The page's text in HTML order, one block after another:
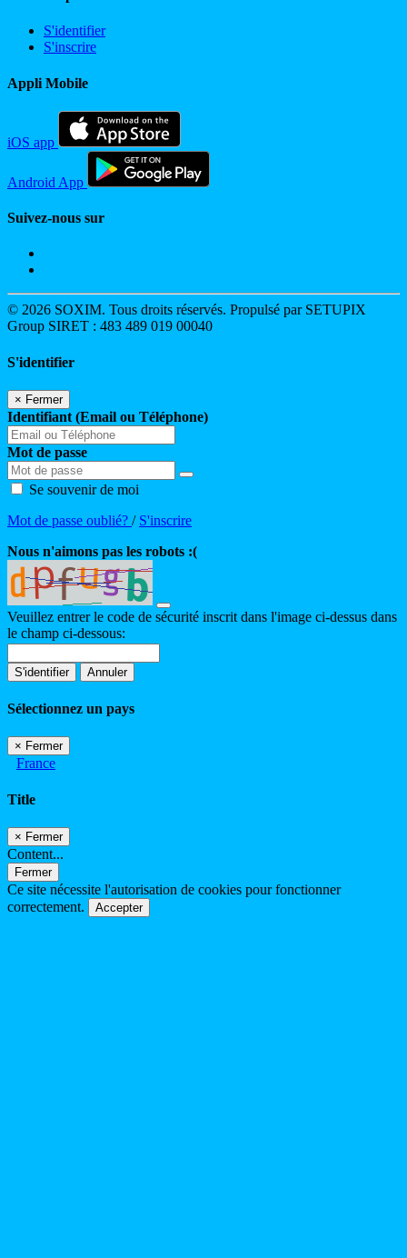
S'identifier
S'inscrire
Appli Mobile
iOS app
Android App
Suivez-nous sur
© 2026 SOXIM. Tous droits réservés. Propulsé par SETUPIX
Group SIRET : 483 489 019 00040
S'identifier
× Fermer
Identifiant (Email ou Téléphone)
Mot de passe
Se souvenir de moi
Mot de passe oublié? / S'inscrire
Nous n'aimons pas les robots :(
Veuillez entrer le code de sécurité inscrit dans l'image ci-dessus dans
le champ ci-dessous:
S'identifier Annuler
Sélectionnez un pays
× Fermer
France
Title
× Fermer
Content...
Fermer
Ce site nécessite l'autorisation de cookies pour fonctionner
correctement.
Accepter